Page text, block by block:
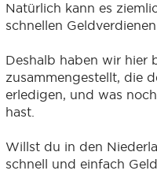
Natürlich kann es
schnellen
Deshalb haben wir hier
zusammengestellt, die
erledigen, und was
hast.
Willst du in den
schnell und einfach